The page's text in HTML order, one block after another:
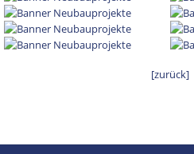
[zurück]